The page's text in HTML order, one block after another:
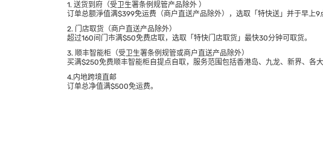
1. 送货到府（受卫生署条例规管产品除外 ）
订单总额淨值满$399免运费（商户直送产品除外），选取「特快送」并于早上9
2. 门店取货（商户直送产品除外）
超过160间门市满$50免费店取，选取「特快门店取货」最快30分钟可取货。
3. 顺丰智能柜（受卫生署条例规管或商户直送产品除外）
买满$250免费顺丰智能柜自提点自取，服务范围包括香港岛、九龙、新界、各大
4.内地跨境直邮
订单总净值满$500免运费。